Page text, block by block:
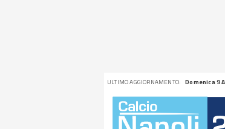
ULTIMO AGGIORNAMENTO: Domenica 9